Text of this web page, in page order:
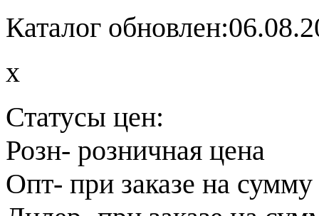
Каталог
x
Статусы цен:
Розн- розничная цена
Опт- при заказе на